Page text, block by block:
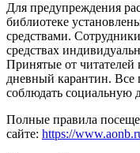
Для предупреждения
библиотеке
средствами.
средствах
Принятые от читателей
дневный карантин. Все
соблюдать социальную
Полные правила
сайте: https://